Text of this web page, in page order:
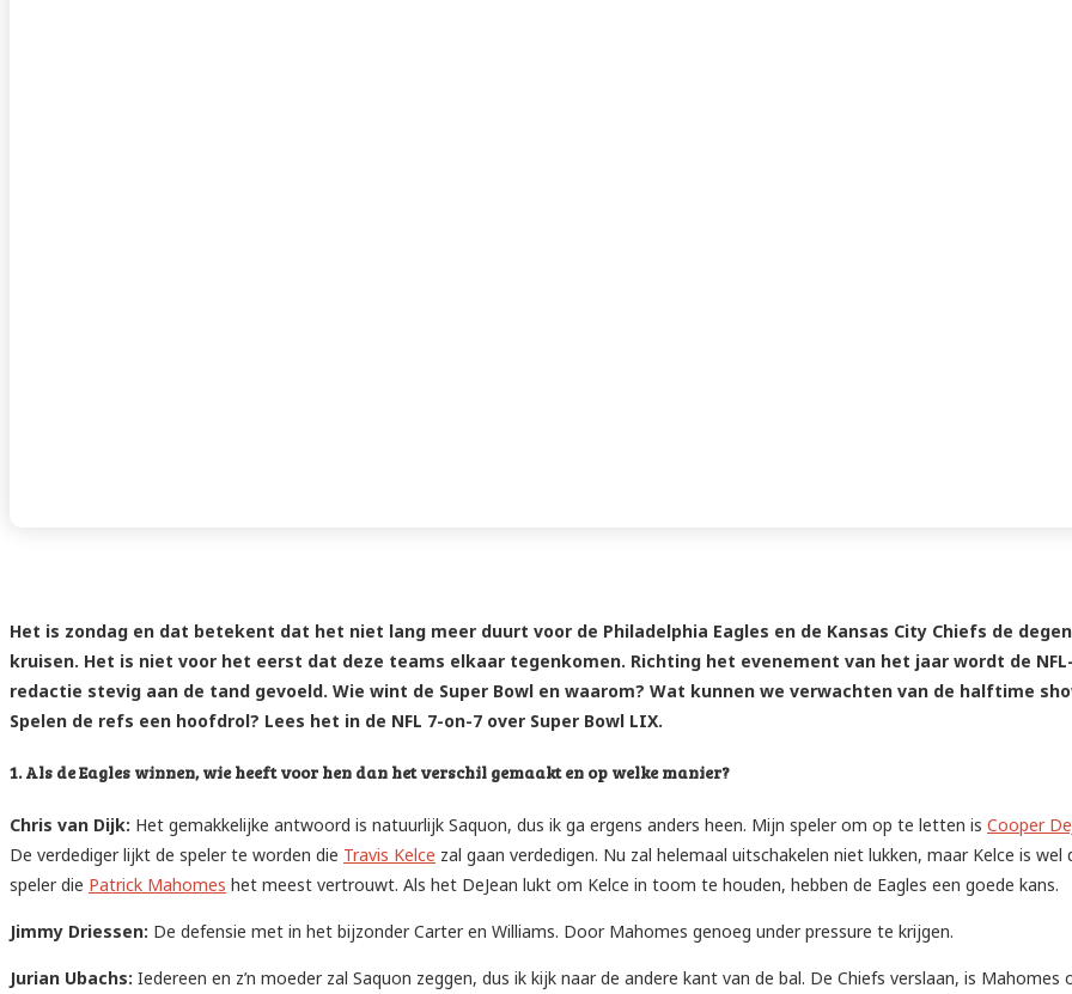
Het is zondag en dat betekent dat het niet lang meer duurt voor de Philadelphia Eagles en de Kansas City Chiefs de
kruisen. Het is niet voor het eerst dat deze teams elkaar tegenkomen. Richting het evenement van het jaar wordt de NFL-
redactie stevig aan de tand gevoeld. Wie wint de Super Bowl en waarom? Wat kunnen we verwachten van de halftime
Spelen de refs een hoofdrol? Lees het in de NFL 7-on-7 over Super Bowl LIX.
1. Als de Eagles winnen, wie heeft voor hen dan het verschil gemaakt en op welke manier?
Chris van Dijk: Het gemakkelijke antwoord is natuurlijk Saquon, dus ik ga ergens anders heen. Mijn speler om op te letten is Cooper
De verdediger lijkt de speler te worden die Travis Kelce zal gaan verdedigen. Nu zal helemaal uitschakelen niet lukken, maar Kelce is wel
speler die Patrick Mahomes het meest vertrouwt. Als het DeJean lukt om Kelce in toom te houden, hebben de Eagles een goede kans.
Jimmy Driessen: De defensie met in het bijzonder Carter en Williams. Door Mahomes genoeg under pressure te krijgen.
Jurian Ubachs: Iedereen en z’n moeder zal Saquon zeggen, dus ik kijk naar de andere kant van de bal. De Chiefs verslaan, is Mahomes